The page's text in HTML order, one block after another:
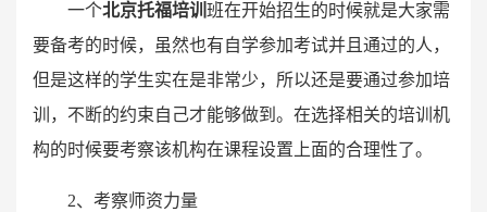
一个北京托福培训 班在开始招生的时候就是大家需
要备考的时候，虽然也有自学参加考试并且通过的人，
但是这样的学生实在是非常少，所以还是要通过参加培
训，不断的约束自己才能够做到。在选择相关的培训机
构的时候要考察该机构在课程设置上面的合理性了。
2、考察师资力量